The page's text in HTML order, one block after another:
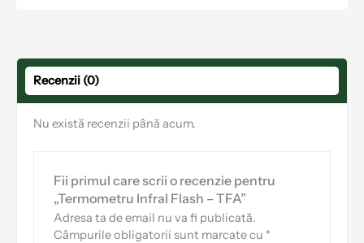
Recenzii (0)
Nu există recenzii până acum.
Fii primul care scrii o recenzie pentru
„Termometru Infral Flash – TFA”
Adresa ta de email nu va fi publicată.
Câmpurile obligatorii sunt marcate cu *